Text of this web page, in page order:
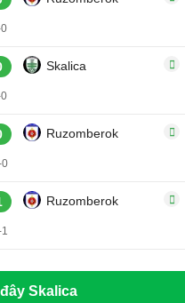
Skalica
Ruzomberok
0
Ruzomberok
Skalica